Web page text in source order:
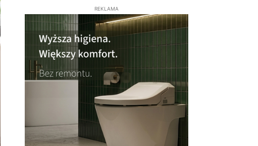
REKLAMA